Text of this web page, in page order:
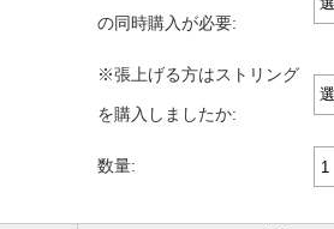
の同時購入が必要:
※張上げる方はストリング
を購入しましたか:
数量: